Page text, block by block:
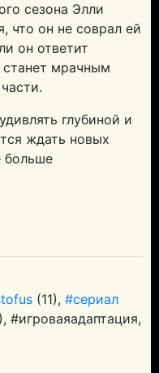
сезона Элли
что он не соврал ей
он ответит
станет мрачным
глубиной и
ждать новых
больше
(11), #сериал
#игроваяадаптация,